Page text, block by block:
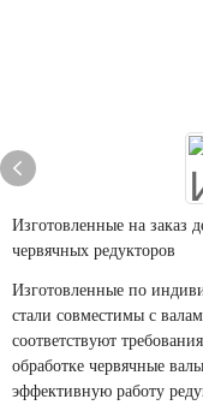
Изготовленные на заказ
червячных редукторов
Изготовленные по
стали совместимы с
соответствуют
обработке червячные
эффективную работу